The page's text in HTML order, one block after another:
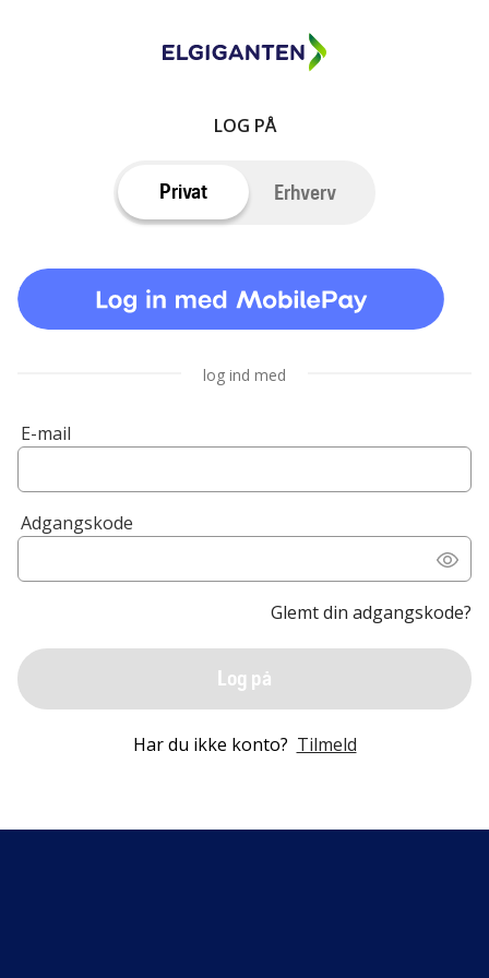
LOG PÅ
Privat Erhverv
log ind med
E-mail
Adgangskode
Glemt din adgangskode?
Log på
Har du ikke konto? Tilmeld